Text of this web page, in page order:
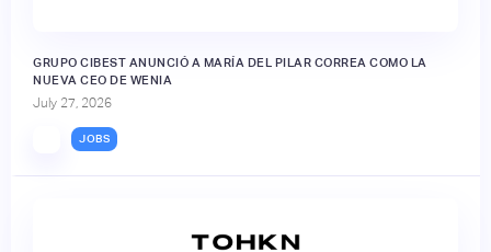
GRUPO CIBEST ANUNCIÓ A MARÍA DEL PILAR CORREA COMO LA
NUEVA CEO DE WENIA
July 27, 2026
JOBS